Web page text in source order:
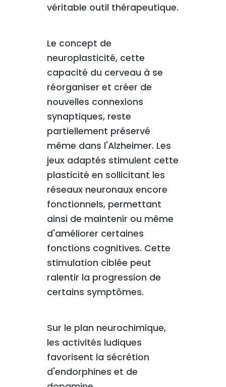
véritable outil thérapeutique.
Le concept de
neuroplasticité, cette
capacité du cerveau à se
réorganiser et créer de
nouvelles connexions
synaptiques, reste
partiellement préservé
même dans l'Alzheimer. Les
jeux adaptés stimulent cette
plasticité en sollicitant les
réseaux neuronaux encore
fonctionnels, permettant
ainsi de maintenir ou même
d'améliorer certaines
fonctions cognitives. Cette
stimulation ciblée peut
ralentir la progression de
certains symptômes.
Sur le plan neurochimique,
les activités ludiques
favorisent la sécrétion
d'endorphines et de